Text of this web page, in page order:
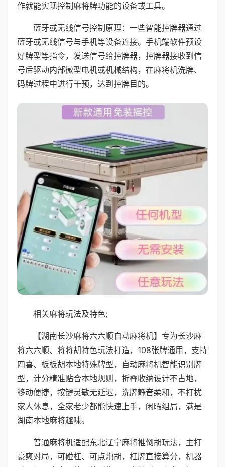
作就能实现控制麻将牌功能的设备或工具。
蓝牙或无线信号控制原理：一些智能控牌器通过
蓝牙或无线信号与手机等设备连接。手机端软件预设
好牌型等指令，发送信号给控牌器，控牌器接收到信
号后驱动内部微型电机或机械结构，在麻将机洗牌、
码牌过程中进行干预，达到控牌目的。
相关麻将玩法及特色;
【湖南长沙麻将六六顺自动麻将机】专为长沙麻
将六六顺、将将胡特色玩法打造，108张牌通用，支持
四喜、板板胡本地特殊牌型，自动麻将机智能识别牌
型，计分精准贴合本地规则，折叠收纳设计不占地，
移动便捷，按键灵敏无延迟，洗牌静音柔和，不打扰
家人休息，全家老少都能快速上手，闲暇组局，满是
湖南本地麻将趣味。
普通麻将机适配东北辽宁麻将推倒胡玩法，主打
豪爽对局，可碰杠、可点炮胡，杠牌直接算分，机器